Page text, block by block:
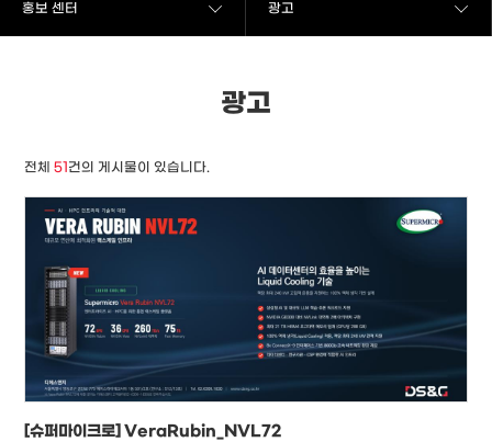
홍보 센터 광고
광고
전체51 건의 게시물이 있습니다.
[슈퍼마이크로] VeraRubin_NVL72